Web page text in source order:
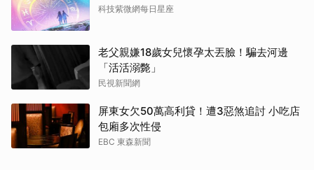
科技紫微網每日星座
老父親嫌18歲女兒懷孕太丟臉！騙去河邊
「活活溺斃」
民視新聞網
屏東女欠50萬高利貸！遭3惡煞追討 小吃店
包廂多次性侵
EBC 東森新聞